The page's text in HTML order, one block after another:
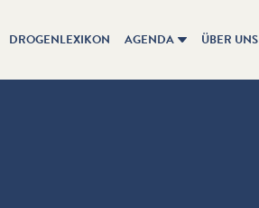
DROGENLEXIKON AGENDA ÜBER UNS